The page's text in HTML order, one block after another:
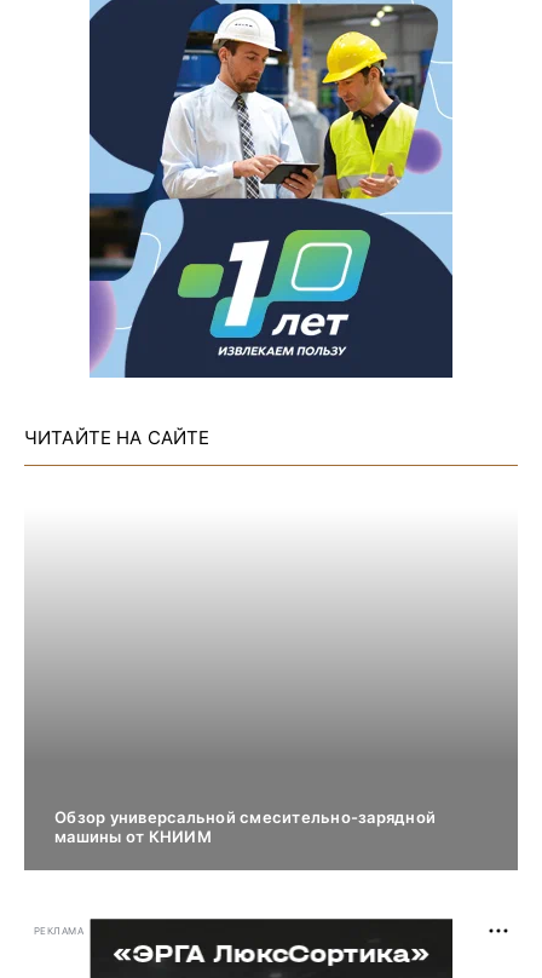
ЧИТАЙТЕ НА САЙТЕ
Обзор универсальной смесительно-зарядной
машины от КНИИМ
РЕКЛАМА